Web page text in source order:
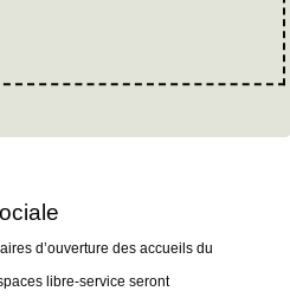
sociale
d’ouverture des accueils du
libre-service seront